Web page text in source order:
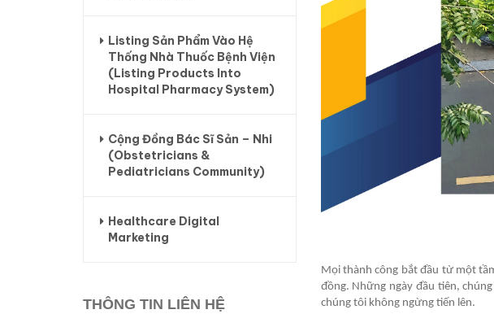
Mọi thành công bắt đầu từ một
đồng. Những ngày đầu tiên,
chúng tôi không ngừng tiến lên.
Listing Sản Phẩm Vào Hệ
Thống Nhà Thuốc Bệnh Viện
(Listing Products Into
Hospital Pharmacy System)
Cộng Đồng Bác Sĩ Sản – Nhi
(Obstetricians &
Pediatricians Community)
Healthcare Digital
Marketing
THÔNG TIN LIÊN HỆ